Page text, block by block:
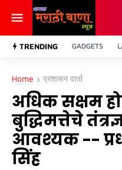
TRENDING GADGETS
Home प्रशासन वार्ता
अधिक सक्षम
बुद्धिमत्तेचे
आवश्यक --
सिंह